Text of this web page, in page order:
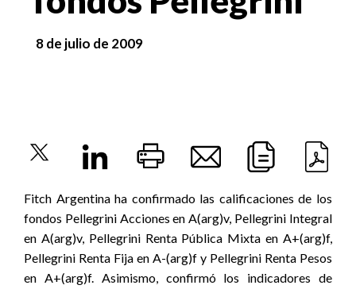
8 de julio de 2009
Fitch Argentina ha confirmado las calificaciones de los
fondos Pellegrini Acciones en A(arg)v, Pellegrini Integral
en A(arg)v, Pellegrini Renta Pública Mixta en A+(arg)f,
Pellegrini Renta Fija en A-(arg)f y Pellegrini Renta Pesos
en A+(arg)f. Asimismo, confirmó los indicadores de